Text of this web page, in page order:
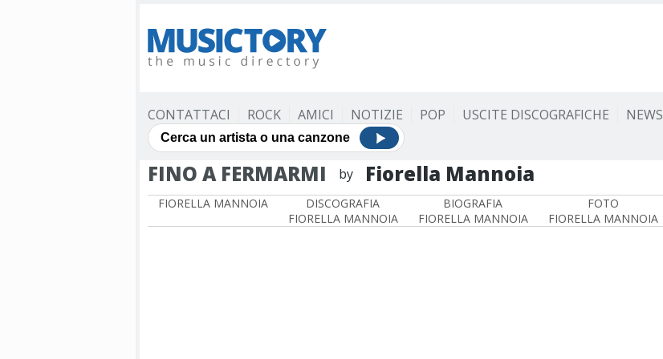
CONTATTACI ROCK AMICI NOTIZIE POP USCITE DISCOGRAFICHE NEWS
FINO A FERMARMI by Fiorella Mannoia
FIORELLA MANNOIA
DISCOGRAFIA
FIORELLA MANNOIA
BIOGRAFIA
FIORELLA MANNOIA
FOTO
FIORELLA MANNOIA